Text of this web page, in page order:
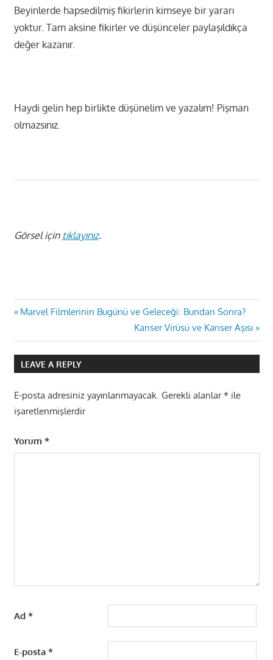
Beyinlerde hapsedilmiş fikirlerin kimseye bir yararı
yoktur. Tam aksine fikirler ve düşünceler paylaşıldıkça
değer kazanır.
Haydi gelin hep birlikte düşünelim ve yazalım! Pişman
olmazsınız.
Görsel için tıklayınız.
Yazı
gezinmesi
Previous
Marvel Filmlerinin Bugünü ve Geleceği: Bundan Sonra?
Next
Post:
Kanser Virüsü ve Kanser Aşısı
LEAVE A REPLY
E-posta adresiniz yayınlanmayacak. Gerekli alanlar*ile
işaretlenmişlerdir
Yorum *
Ad *
E-posta *